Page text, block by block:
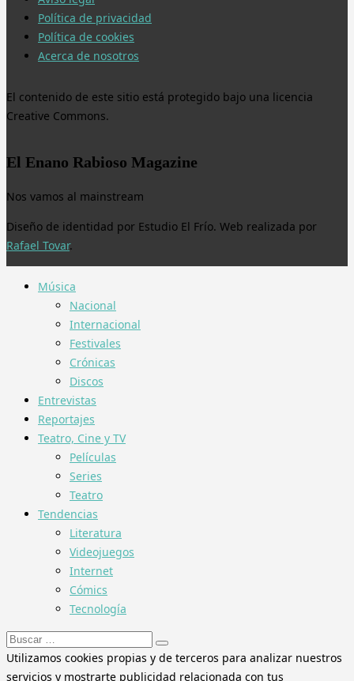
Política de privacidad
Política de cookies
Acerca de nosotros
El contenido de este sitio está protegido bajo una licencia
Creative Commons.
El Enano Rabioso Magazine
Nos vamos al mainstream
Diseño de identidad por Estudio El Frío. Web realizada por
Rafael Tovar.
Música
Nacional
Internacional
Festivales
Crónicas
Discos
Entrevistas
Reportajes
Teatro, Cine y TV
Películas
Series
Teatro
Tendencias
Literatura
Videojuegos
Internet
Cómics
Tecnología
Buscar:
Utilizamos cookies propias y de terceros para analizar nuestros
servicios y mostrarte publicidad relacionada con tus